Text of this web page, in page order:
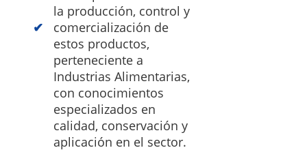
la producción, control y
comercialización de
estos productos,
perteneciente a
Industrias Alimentarias,
con conocimientos
especializados en
calidad, conservación y
aplicación en el sector.